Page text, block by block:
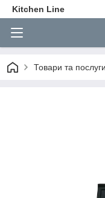
Kitchen Line
Товари та послуги